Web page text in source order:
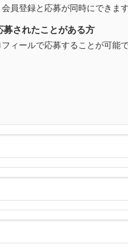
員登録と応募が同時にできます
されたことがある方
ィールで応募することが可能